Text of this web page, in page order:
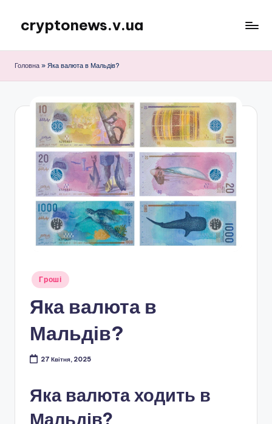
Перейти
вмісту
cryptonews.v.ua
криптовалют,
прогнози
гайди.
Головна » Яка валюта в Мальдів?
Опубліковано
у
Гроші
Яка валюта в
Мальдів?
27 Квітня, 2025
Яка валюта ходить в
Мальдів?